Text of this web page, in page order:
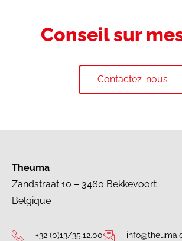
Conseil sur
Contactez-nous
Theuma
Zandstraat 10 – 3460 Bekkevoort
Belgique
+32 (0)13/35.12.00